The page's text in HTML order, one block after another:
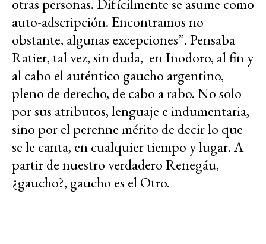
otras personas. Difícilmente se asume como
auto-adscripción. Encontramos no
obstante, algunas excepciones”. Pensaba
Ratier, tal vez, sin duda, en Inodoro, al fin y
al cabo el auténtico gaucho argentino,
pleno de derecho, de cabo a rabo. No solo
por sus atributos, lenguaje e indumentaria,
sino por el perenne mérito de decir lo que
se le canta, en cualquier tiempo y lugar. A
partir de nuestro verdadero Renegáu,
¿gaucho?, gaucho es el Otro.